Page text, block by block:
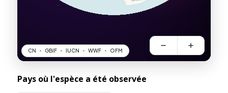
Pays où l'espèce a été observée